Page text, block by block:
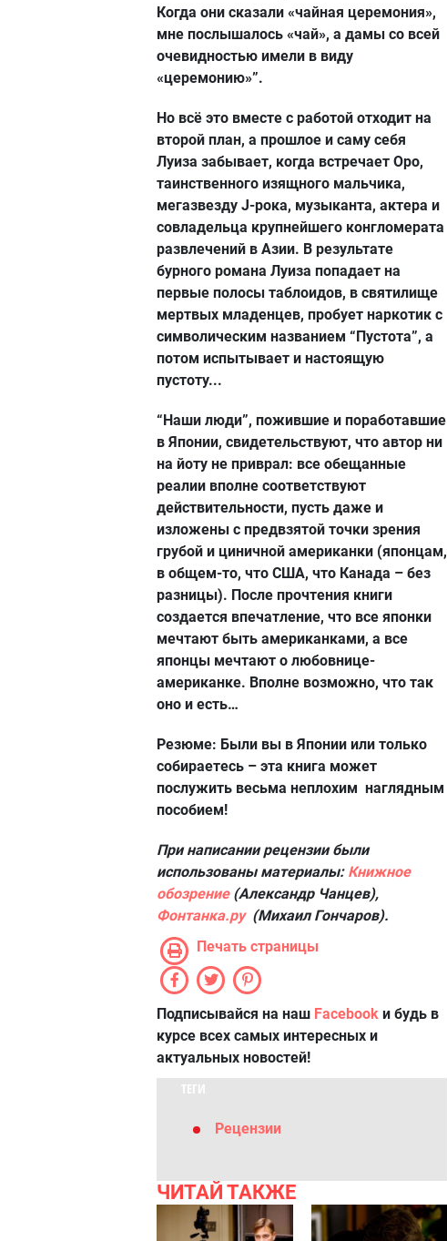
Когда они сказали «чайная церемония»,
мне послышалось «чай», а дамы со всей
очевидностью имели в виду
«церемонию»”.
Но всё это вместе с работой отходит на
второй план, а прошлое и саму себя
Луиза забывает, когда встречает Оро,
таинственного изящного мальчика,
мегазвезду J-рока, музыканта, актера и
совладельца крупнейшего конгломерата
развлечений в Азии. В результате
бурного романа Луиза попадает на
первые полосы таблоидов, в святилище
мертвых младенцев, пробует наркотик с
символическим названием “Пустота”, а
потом испытывает и настоящую
пустоту...
“Наши люди”, пожившие и поработавшие
в Японии, свидетельствуют, что автор ни
на йоту не приврал: все обещанные
реалии вполне соответствуют
действительности, пусть даже и
изложены с предвзятой точки зрения
грубой и циничной американки (японцам,
в общем-то, что США, что Канада – без
разницы). После прочтения книги
создается впечатление, что все японки
мечтают быть американками, а все
японцы мечтают о любовнице-
американке. Вполне возможно, что так
оно и есть…
Резюме: Были вы в Японии или только
собираетесь – эта книга может
послужить весьма неплохим наглядным
пособием!
При написании рецензии были
использованы материалы: Книжное
обозрение(Александр Чанцев),
Фонтанка.ру(Михаил Гончаров).
Печать страницы
Подписывайся на наш Facebook и будь в
курсе всех самых интересных и
актуальных новостей!
ТЕГИ
Рецензии
ЧИТАЙ ТАКЖЕ